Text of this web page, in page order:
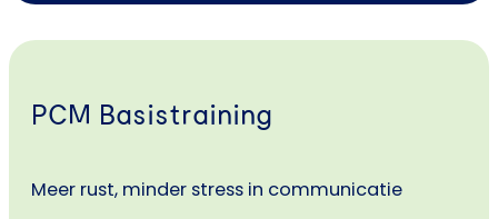
PCM Basistraining
Meer rust, minder stress in communicatie